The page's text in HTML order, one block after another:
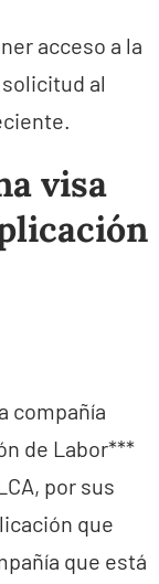
acceso a la
al
visa
compañía
de Labor***
por sus
que
que está